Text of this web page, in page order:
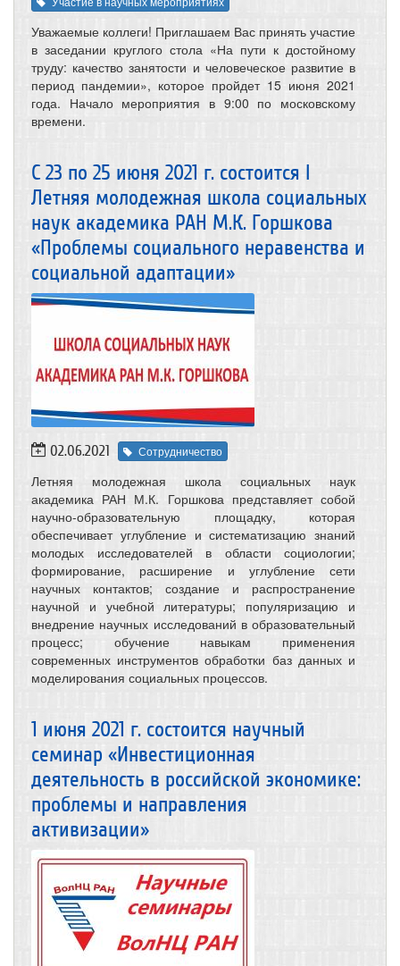
Уважаемые коллеги! Приглашаем Вас принять участие
в заседании круглого стола «На пути к достойному
труду: качество занятости и человеческое развитие в
период пандемии», которое пройдет 15 июня 2021
года. Начало мероприятия в 9:00 по московскому
времени.
С 23 по 25 июня 2021 г. состоится I
Летняя молодежная школа социальных
наук академика РАН М.К. Горшкова
«Проблемы социального неравенства и
социальной адаптации»
02.06.2021 Сотрудничество
Летняя молодежная школа социальных наук
академика РАН М.К. Горшкова представляет собой
научно-образовательную площадку, которая
обеспечивает углубление и систематизацию знаний
молодых исследователей в области социологии;
формирование, расширение и углубление сети
научных контактов; создание и распространение
научной и учебной литературы; популяризацию и
внедрение научных исследований в образовательный
процесс; обучение навыкам применения
современных инструментов обработки баз данных и
моделирования социальных процессов.
1 июня 2021 г. состоится научный
семинар «Инвестиционная
деятельность в российской экономике:
проблемы и направления
активизации»